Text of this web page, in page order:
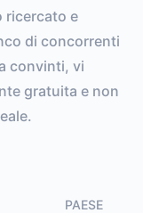
ricercato e
di concorrenti
convinti, vi
gratuita e non
PAESE